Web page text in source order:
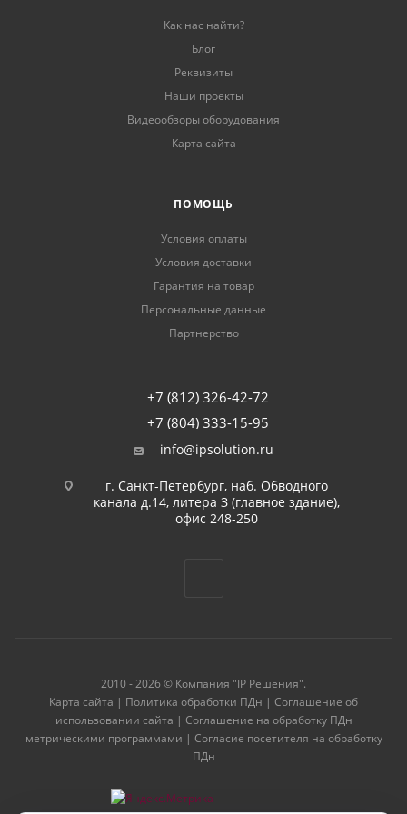
Как нас найти?
Блог
Реквизиты
Наши проекты
Видеообзоры оборудования
Карта сайта
ПОМОЩЬ
Условия оплаты
Условия доставки
Гарантия на товар
Персональные данные
Партнерство
+7 (812) 326-42-72
+7 (804) 333-15-95
info@ipsolution.ru
г. Санкт-Петербург, наб. Обводного
канала д.14, литера З (главное здание),
офис 248-250
2010 - 2026 © Компания "IP Решения".
Карта сайта | Политика обработки ПДн | Соглашение об
использовании сайта | Соглашение на обработку ПДн
метрическими программами | Согласие посетителя на обработку
ПДн